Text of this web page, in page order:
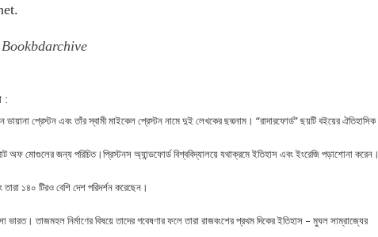
Bookbdarchive
:
ডায়ানা প্রেস্টন এবং তাঁর স্বামী মাইকেল প্রেস্টন নামে দুই লেখকের ছদ্মনাম। “রাদারফোর্ড” ছয়টি বইয়ের ঐতিহাসিক
অফ মোগুলের জন্য পরিচিত।প্রিস্টনস অ্যান্ডফোর্ড বিশ্ববিদ্যালয়ে যথাক্রমে ইতিহাস এবং ইংরেজি পড়াশোনা করেন।
১৪০ টিরও বেশি দেশ পরিদর্শন করেছেন।
ভারত। তাজমহল নির্মাণের বিষয়ে তাদের গবেষণার ফলে তারা রাজবংশের প্রথম দিকের ইতিহাস – মুঘল সাম্রাজ্যের